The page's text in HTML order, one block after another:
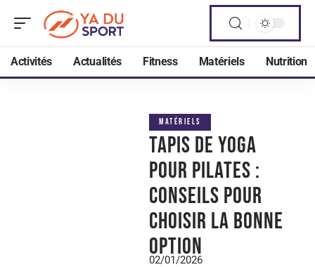
Activités Actualités Fitness Matériels Nutrition
MATÉRIELS
Tapis de yoga
pour Pilates :
conseils pour
choisir la bonne
option
02/01/2026